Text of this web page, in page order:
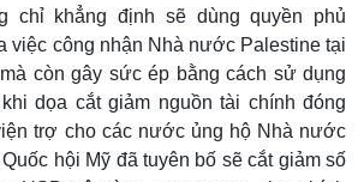
Thị trường
Giá vàng
Tiêu dùng
Tỷ giá
Chứng khoán
chỉ khẳng định sẽ dùng quyền phủ
việc công nhận Nhà nước Palestine tại
còn gây sức ép bằng cách sử dụng
khi dọa cắt giảm nguồn tài chính đóng
trợ cho các nước ủng hộ Nhà nước
hội Mỹ đã tuyên bố sẽ cắt giảm số